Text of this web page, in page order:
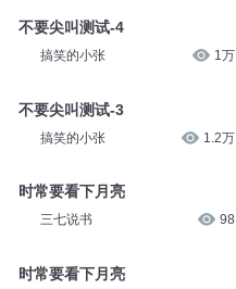
不要尖叫测试-4
搞笑的小张 1万
不要尖叫测试-3
搞笑的小张 1.2万
时常要看下月亮
三七说书 98
时常要看下月亮